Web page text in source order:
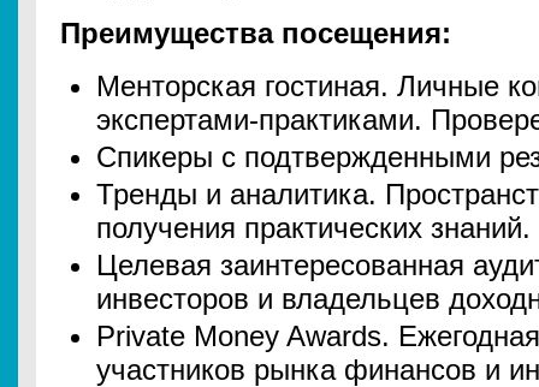
Преимущества посещения:
Менторская гостиная. Личные
экспертами-практиками.
Спикеры с подтвержденными
Тренды и аналитика.
получения практических знаний.
Целевая заинтересованная
инвесторов и владельцев
Private Money Awards.
участников рынка финансов и